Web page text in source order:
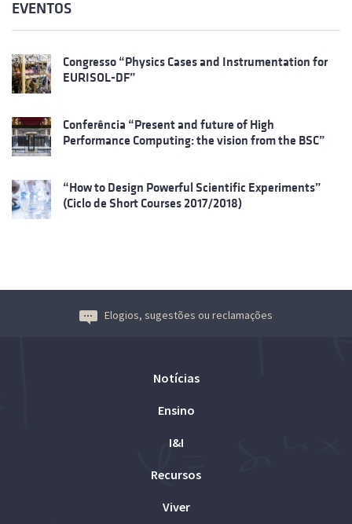
EVENTOS
Congresso “Physics Cases and Instrumentation for
EURISOL-DF”
Conferência “Present and future of High
Performance Computing: the vision from the BSC”
“How to Design Powerful Scientific Experiments”
(Ciclo de Short Courses 2017/2018)
Elogios, sugestões ou reclamações
Notícias
Ensino
I&I
Recursos
Viver